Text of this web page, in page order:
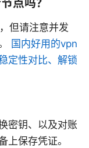
点吗？
但请注意并发
国内好用的vpn
定性对比、解锁
密钥、以及对账
上保存凭证。